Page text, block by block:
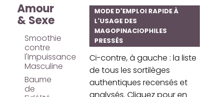
Amour
& Sexe
Smoothie
contre
l'Impuissance
Masculine
Baume
de
MODE D'EMPLOI RAPIDE À
L'USAGE DES
MAGOPINACIOPHILES
PRESSÉS
Ci-contre, à gauche : la liste
de tous les sortilèges
authentiques recensés et
analysés. Cliquez pour en